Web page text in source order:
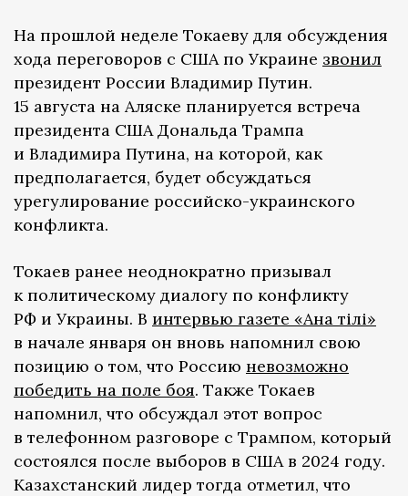
На прошлой неделе Токаеву для обсуждения
хода переговоров с США по Украине звонил
президент России Владимир Путин.
15 августа на Аляске планируется встреча
президента США Дональда Трампа
и Владимира Путина, на которой, как
предполагается, будет обсуждаться
урегулирование российско-украинского
конфликта.
Токаев ранее неоднократно призывал
к политическому диалогу по конфликту
РФ и Украины. В интервью газете «Ана тілі»
в начале января он вновь напомнил свою
позицию о том, что Россию невозможно
победить на поле боя. Также Токаев
напомнил, что обсуждал этот вопрос
в телефонном разговоре с Трампом, который
состоялся после выборов в США в 2024 году.
Казахстанский лидер тогда отметил, что